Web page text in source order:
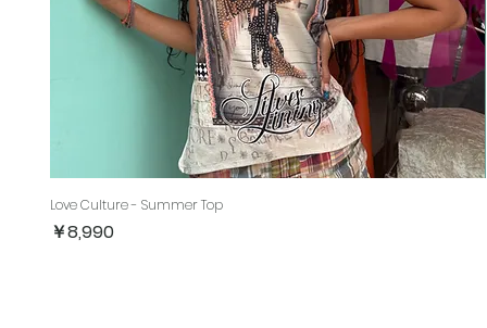
Love Culture - Summer Top
価格
￥8,990